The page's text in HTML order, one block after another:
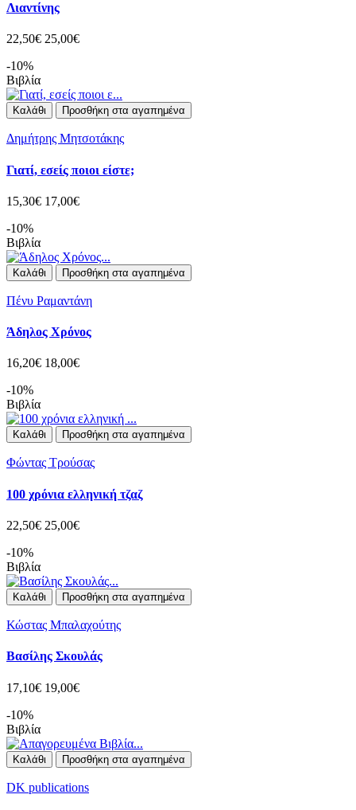
Λιαντίνης
22,50€ 25,00€
-10%
Βιβλία
Καλάθι Προσθήκη στα αγαπημένα
Δημήτρης Μητσοτάκης
Γιατί, εσείς ποιοι είστε;
15,30€ 17,00€
-10%
Βιβλία
Καλάθι Προσθήκη στα αγαπημένα
Πένυ Ραμαντάνη
Άδηλος Χρόνος
16,20€ 18,00€
-10%
Βιβλία
Καλάθι Προσθήκη στα αγαπημένα
Φώντας Τρούσας
100 χρόνια ελληνική τζαζ
22,50€ 25,00€
-10%
Βιβλία
Καλάθι Προσθήκη στα αγαπημένα
Κώστας Μπαλαχούτης
Βασίλης Σκουλάς
17,10€ 19,00€
-10%
Βιβλία
Καλάθι Προσθήκη στα αγαπημένα
DK publications